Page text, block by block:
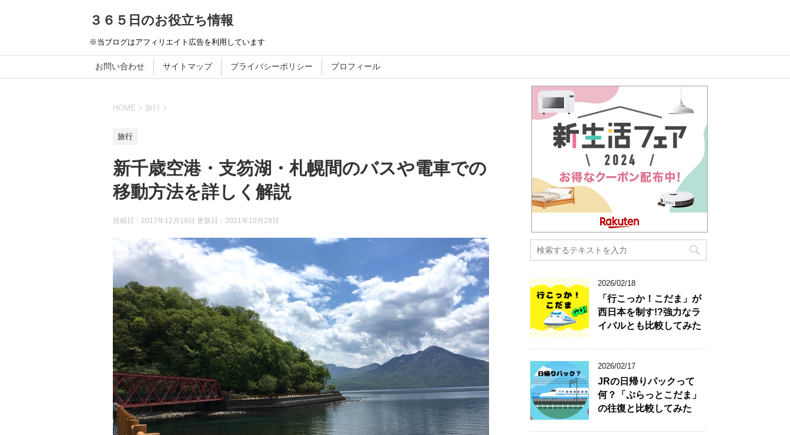
３６５日のお役立ち情報
※当ブログはアフィリエイト広告を利用しています
お問い合わせ サイトマップ プライバシーポリシー プロフィール
HOME > 旅行 >
旅行
新千歳空港・支笏湖・札幌間のバスや電車での
移動方法を詳しく解説
投稿日：2017年12月19日 更新日： 2021年10月29日
2026/02/18
「行こっか！こだま」が
西日本を制す!?強力なラ
イバルとも比較してみた
2026/02/17
JRの日帰りパックって
何？「ぷらっとこだま」
の往復と比較してみた